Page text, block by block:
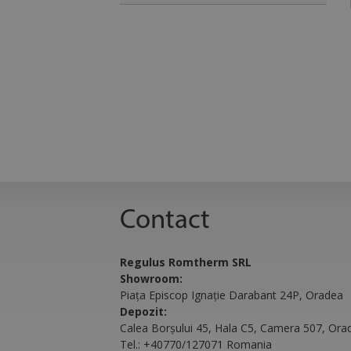
Contact
Regulus Romtherm SRL
Showroom:
Piața Episcop Ignație Darabant 24P, Oradea
Depozit:
Calea Borșului 45, Hala C5, Camera 507,
Tel.: +40770/127071 Romania__cf_bm